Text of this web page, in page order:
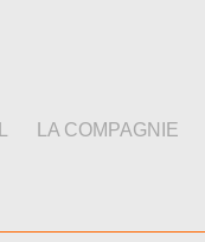
LA COMPAGNIE